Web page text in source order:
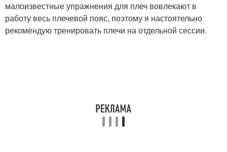
малоизвестные упражнения для плеч вовлекают в
работу весь плечевой пояс, поэтому я настоятельно
рекомендую тренировать плечи на отдельной сессии.